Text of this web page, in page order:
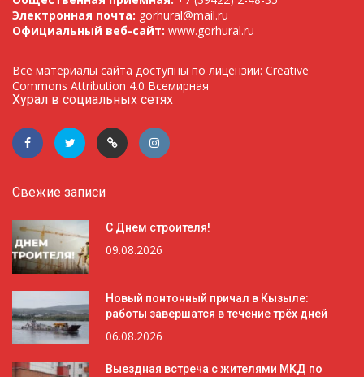
Электронная почта: gorhural@mail.ru
Официальный веб-сайт: www.gorhural.ru
Все материалы сайта доступны по лицензии: Creative
Commons Attribution 4.0 Всемирная
Хурал в социальных сетях
Свежие записи
С Днем строителя!
09.08.2026
Новый понтонный причал в Кызыле:
работы завершатся в течение трёх дней
06.08.2026
Выездная встреча с жителями МКД по